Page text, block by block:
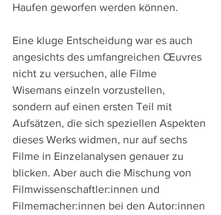
Haufen geworfen werden können.
Eine kluge Entscheidung war es auch
angesichts des umfangreichen Œuvres
nicht zu versuchen, alle Filme
Wisemans einzeln vorzustellen,
sondern auf einen ersten Teil mit
Aufsätzen, die sich speziellen Aspekten
dieses Werks widmen, nur auf sechs
Filme in Einzelanalysen genauer zu
blicken. Aber auch die Mischung von
Filmwissenschaftler:innen und
Filmemacher:innen bei den Autor:innen